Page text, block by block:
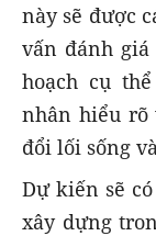
này sẽ được
vấn đánh
hoạch cụ
nhân hiểu rõ
đổi lối sống
Dự kiến sẽ
xây dựng